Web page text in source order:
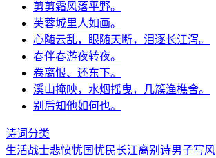
剪剪霜风落平野。
芙蓉城里人如画。
心随云乱，眼随天断，泪逐长江泻。
春伴春游夜转夜。
卷离恨、还东下。
溪山掩映，水烟摇曳，几簇渔樵舍。
别后知他如何也。
诗词分类
生活战士悲愤忧国忧民长江离别诗男子写风